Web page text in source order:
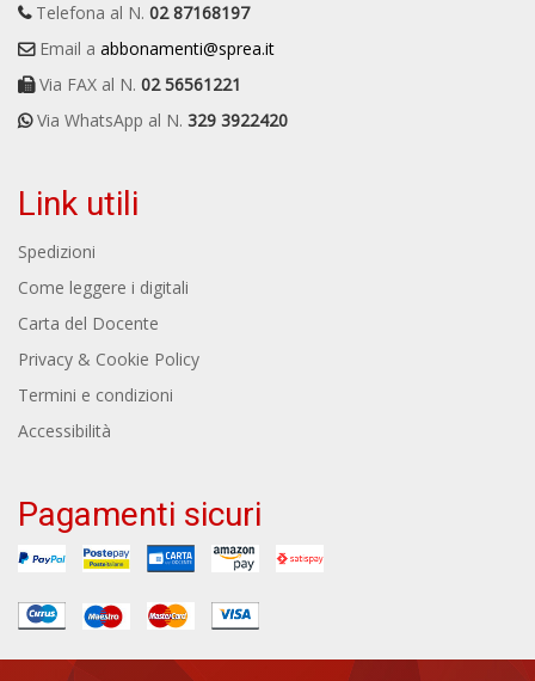
Telefona al N. 02 87168197
Email a abbonamenti@sprea.it
Via FAX al N. 02 56561221
Via WhatsApp al N. 329 3922420
Link utili
Spedizioni
Come leggere i digitali
Carta del Docente
Privacy & Cookie Policy
Termini e condizioni
Accessibilità
Pagamenti sicuri